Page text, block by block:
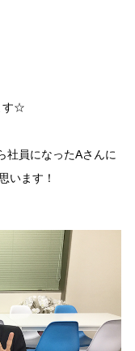
す☆
社員になったAさんに
います！